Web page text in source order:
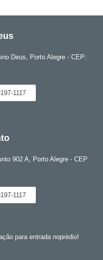
Deus, Porto Alegre - CEP:
1117
902 A, Porto Alegre - CEP
1117
para entrada noprédio!